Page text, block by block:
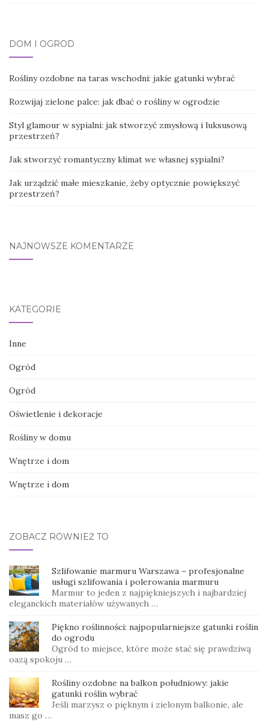
DOM I OGRÓD
Rośliny ozdobne na taras wschodni: jakie gatunki wybrać
Rozwijaj zielone palce: jak dbać o rośliny w ogrodzie
Styl glamour w sypialni: jak stworzyć zmysłową i luksusową
przestrzeń?
Jak stworzyć romantyczny klimat we własnej sypialni?
Jak urządzić małe mieszkanie, żeby optycznie powiększyć
przestrzeń?
NAJNOWSZE KOMENTARZE
KATEGORIE
Inne
Ogród
Ogród
Oświetlenie i dekoracje
Rośliny w domu
Wnętrze i dom
Wnętrze i dom
ZOBACZ RÓWNIEŻ TO
Szlifowanie marmuru Warszawa – profesjonalne
usługi szlifowania i polerowania marmuru
Marmur to jeden z najpiękniejszych i najbardziej
eleganckich materiałów używanych …
Piękno roślinności: najpopularniejsze gatunki roślin
do ogrodu
Ogród to miejsce, które może stać się prawdziwą
oazą spokoju …
Rośliny ozdobne na balkon południowy: jakie
gatunki roślin wybrać
Jeśli marzysz o pięknym i zielonym balkonie, ale
masz go …